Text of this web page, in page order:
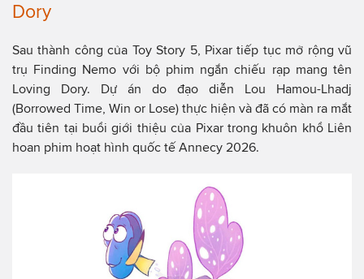
Dory
Sau thành công của Toy Story 5, Pixar tiếp tục mở rộng vũ
trụ Finding Nemo với bộ phim ngắn chiếu rạp mang tên
Loving Dory. Dự án do đạo diễn Lou Hamou-Lhadj
(Borrowed Time, Win or Lose) thực hiện và đã có màn ra mắt
đầu tiên tại buổi giới thiệu của Pixar trong khuôn khổ Liên
hoan phim hoạt hình quốc tế Annecy 2026.